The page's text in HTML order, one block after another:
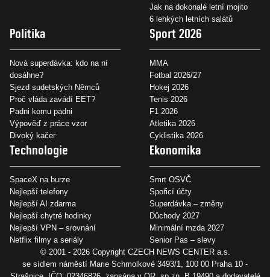
Jak na dokonalé letní mojito
6 lehkých letních salátů
Politika
Nová superdávka: kdo na ní
dosáhne?
Sjezd sudetských Němců
Proč vláda zavádí EET?
Padni komu padni
Výpověď z práce vzor
Divoký kačer
Sport 2026
MMA
Fotbal 2026/27
Hokej 2026
Tenis 2026
F1 2026
Atletika 2026
Cyklistika 2026
Technologie
SpaceX na burze
Nejlepší telefony
Nejlepší AI zdarma
Nejlepší chytré hodinky
Nejlepší VPN – srovnání
Netflix filmy a seriály
Ekonomika
Smrt OSVČ
Spořicí účty
Superdávka – změny
Důchody 2027
Minimální mzda 2027
Senior Pas – slevy
© 2001 - 2026 Copyright CZECH NEWS CENTER a.s.
se sídlem náměstí Marie Schmolkové 3493/1, 100 00 Praha 10 -